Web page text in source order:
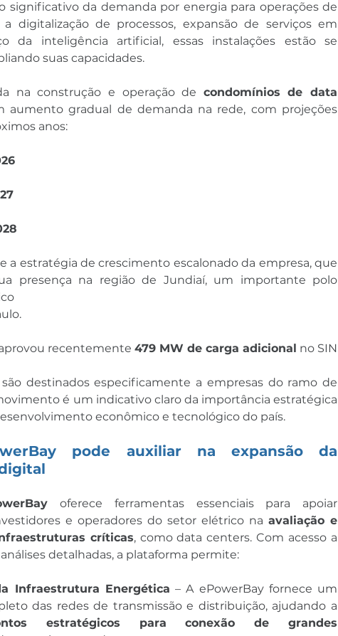
significativo da demanda por energia para operações de
digitalização de processos, expansão de serviços em
da inteligência artificial, essas instalações estão se
suas capacidades.
na construção e operação de condomínios de data
aumento gradual de demanda na rede, com projeções
anos:
a estratégia de crescimento escalonado da empresa, que
presença na região de Jundiaí, um importante polo
recentemente 479 MW de carga adicional no SIN
são destinados especificamente a empresas do ramo de
é um indicativo claro da importância estratégica
econômico e tecnológico do país.
pode auxiliar na expansão da
oferece ferramentas essenciais para apoiar
e operadores do setor elétrico na avaliação e
críticas, como data centers. Com acesso a
detalhadas, a plataforma permite:
Infraestrutura Energética – A ePowerBay fornece um
das redes de transmissão e distribuição, ajudando a
estratégicos para conexão de grandes